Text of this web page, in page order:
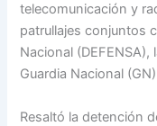
telecomunicación y
patrullajes conjuntos
Nacional (DEFENSA),
Guardia Nacional
Resaltó la detención